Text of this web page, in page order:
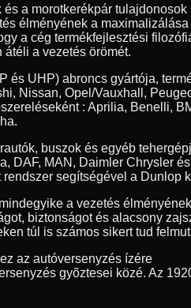
a morotkerékpár
élményének a
a cég termékfejlesztési
a vezetés örömét.
UHP) abroncs gyártója,
Nissan, Opel/Vauxhall,
: Aprilia, Benelli,
buszok és egyéb
DAF, MAN, Daimler Chrysler
segítségével a Dunlop
a vezetés
biztonságot és alacsony
túl is számos sikert tud
az autóversenyzés ízére
gyõztesei közé. Az